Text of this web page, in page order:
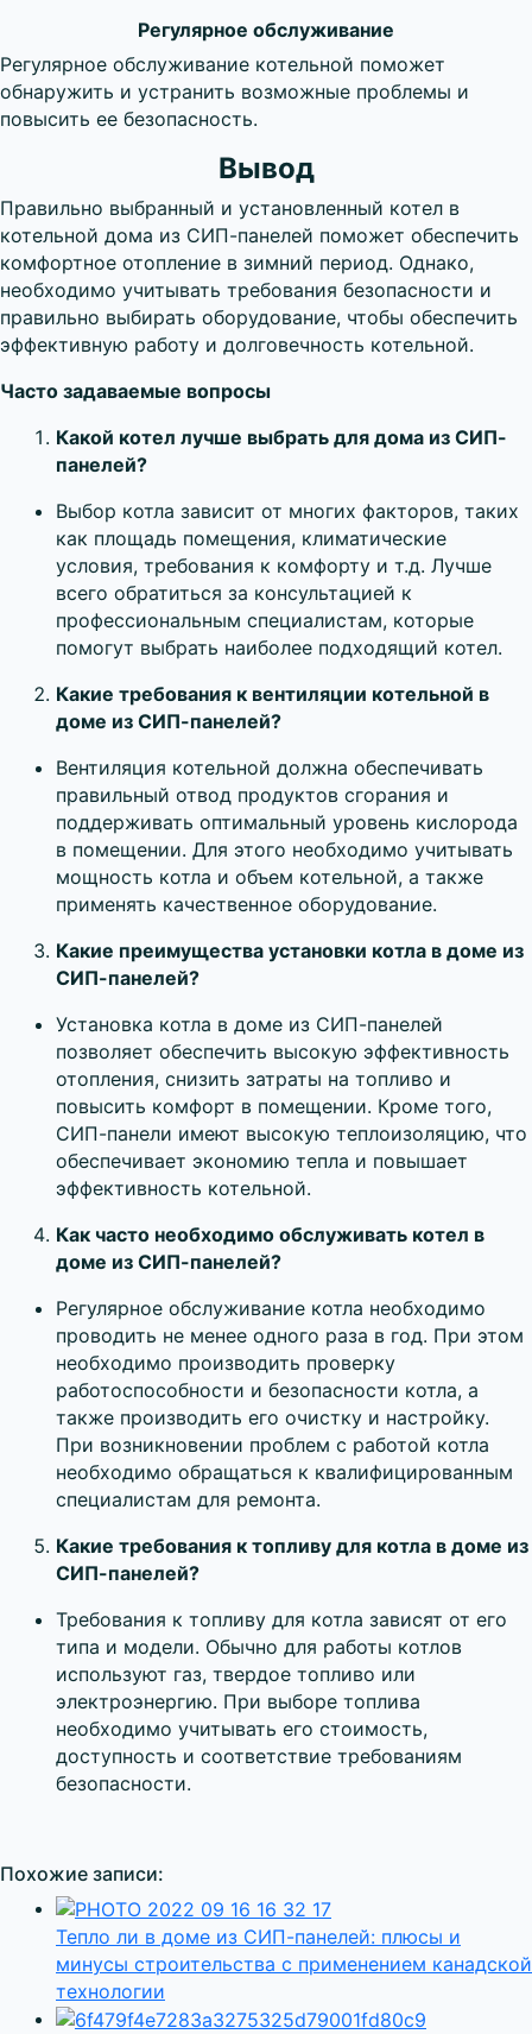
Регулярное обслуживание
Регулярное обслуживание котельной поможет
обнаружить и устранить возможные проблемы и
повысить ее безопасность.
Вывод
Правильно выбранный и установленный котел в
котельной дома из СИП-панелей поможет обеспечить
комфортное отопление в зимний период. Однако,
необходимо учитывать требования безопасности и
правильно выбирать оборудование, чтобы обеспечить
эффективную работу и долговечность котельной.
Часто задаваемые вопросы
Какой котел лучше выбрать для дома из СИП-
панелей?
Выбор котла зависит от многих факторов, таких
как площадь помещения, климатические
условия, требования к комфорту и т.д. Лучше
всего обратиться за консультацией к
профессиональным специалистам, которые
помогут выбрать наиболее подходящий котел.
Какие требования к вентиляции котельной в
доме из СИП-панелей?
Вентиляция котельной должна обеспечивать
правильный отвод продуктов сгорания и
поддерживать оптимальный уровень кислорода
в помещении. Для этого необходимо учитывать
мощность котла и объем котельной, а также
применять качественное оборудование.
Какие преимущества установки котла в доме из
СИП-панелей?
Установка котла в доме из СИП-панелей
позволяет обеспечить высокую эффективность
отопления, снизить затраты на топливо и
повысить комфорт в помещении. Кроме того,
СИП-панели имеют высокую теплоизоляцию, что
обеспечивает экономию тепла и повышает
эффективность котельной.
Как часто необходимо обслуживать котел в
доме из СИП-панелей?
Регулярное обслуживание котла необходимо
проводить не менее одного раза в год. При этом
необходимо производить проверку
работоспособности и безопасности котла, а
также производить его очистку и настройку.
При возникновении проблем с работой котла
необходимо обращаться к квалифицированным
специалистам для ремонта.
Какие требования к топливу для котла в доме из
СИП-панелей?
Требования к топливу для котла зависят от его
типа и модели. Обычно для работы котлов
используют газ, твердое топливо или
электроэнергию. При выборе топлива
необходимо учитывать его стоимость,
доступность и соответствие требованиям
безопасности.
Похожие записи:
Тепло ли в доме из СИП-панелей: плюсы и
минусы строительства с применением канадской
технологии